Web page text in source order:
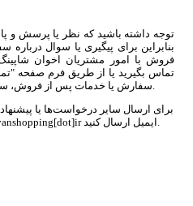
توجه داشته باشید که نظر یا پرسش و
بنابراین برای پیگیری یا سوال
تماس بگیرید یا از طریق فرم صفحه
سفارش یا خدمات پس از فروش، سوال یا درخواست خود را مطرح کنید.
برای ارسال سایر درخواست‌ها یا
ما" استفاده کنید یا به info[@]akhavanshopping[dot]ir ایمیل ارسال کنید.